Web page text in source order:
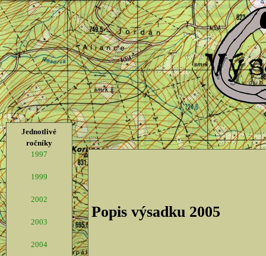
Jednotlivé
ročníky
1997
1999
2002
2003
2004
Popis výsadku 2005